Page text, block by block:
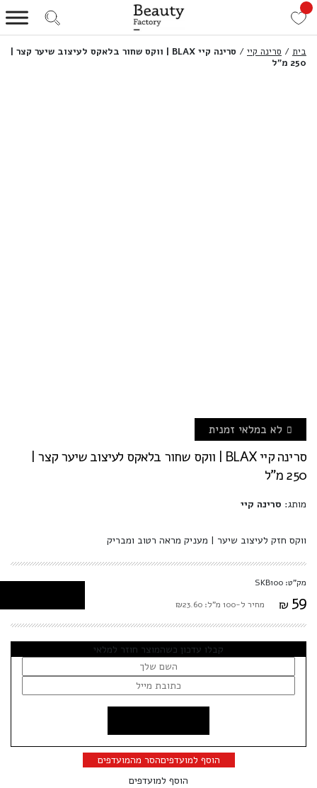
בית / סרינה קיי /
סרינה קיי BLAX | ווקס שחור בלאקס לעיצוב שיער קצר |
250 מ”ל
לא במלאי זמנית
סרינה קיי BLAX | ווקס שחור בלאקס לעיצוב שיער קצר |
250 מ"ל
מותג: סרינה קיי
ווקס חזק לעיצוב שיער | מעניק מראה רטוב ומבריק
מק"ט: SKB100
₪ 59 מחיר ל-100 מ"ל: ₪23.60
קבלו עדכון כשהמוצר חוזר למלאי
הוסף למועדפיםהסר מהמועדפים
הוסף למועדפים